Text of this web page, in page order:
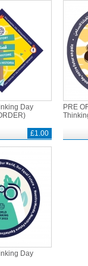
Day
£1.00
PRE
Day